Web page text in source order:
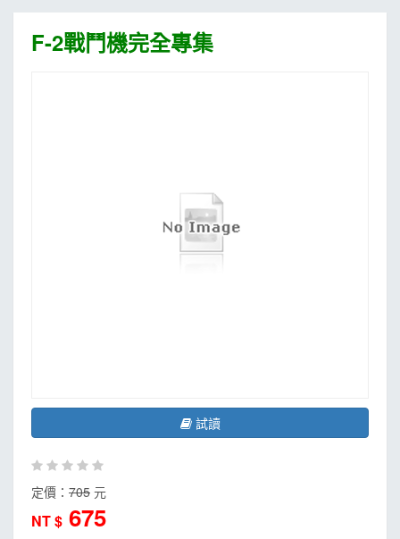
F-2戰鬥機完全專集
試讀
定價： 705 元
NT $ 675